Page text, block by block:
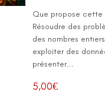
Que propose cette
Résoudre des
des nombres
exploiter des
présenter...
5,00€